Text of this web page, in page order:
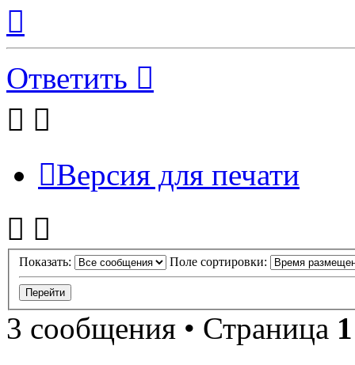
началу
Ответить
Версия для печати
Показать: Поле сортировки:
3 сообщения • Страница 1